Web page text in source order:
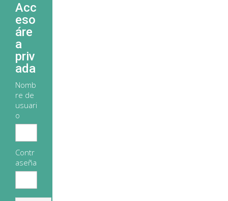
Acc
eso
áre
a
priv
ada
Nomb
re de
usuari
o
Contr
aseña